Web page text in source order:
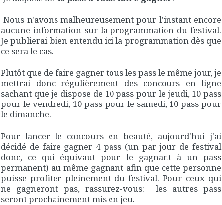
Nous n'avons malheureusement pour l'instant encore
aucune information sur la programmation du festival.
Je publierai bien entendu ici la programmation dès que
ce sera le cas.
Plutôt que de faire gagner tous les pass le même jour, je
mettrai donc régulièrement des concours en ligne
sachant que je dispose de 10 pass pour le jeudi, 10 pass
pour le vendredi, 10 pass pour le samedi, 10 pass pour
le dimanche.
Pour lancer le concours en beauté, aujourd'hui j'ai
décidé de faire gagner 4 pass (un par jour de festival
donc, ce qui équivaut pour le gagnant à un pass
permanent) au même gagnant afin que cette personne
puisse profiter pleinement du festival. Pour ceux qui
ne gagneront pas, rassurez-vous: les autres pass
seront prochainement mis en jeu.